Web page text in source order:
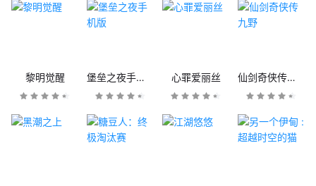
黎明觉醒 堡垒之夜手机版 心罪爱丽丝 仙剑奇侠传九野